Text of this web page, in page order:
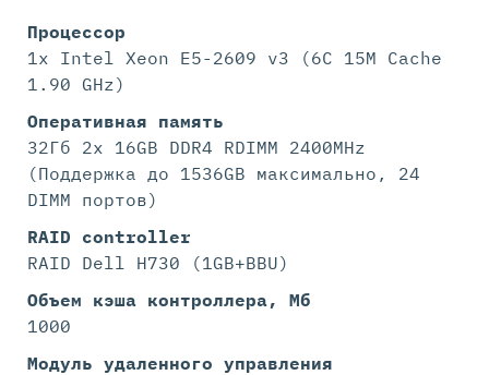
Процессор
1x Intel Xeon E5-2609 v3 (6C 15M Cache
1.90 GHz)
Оперативная память
32Гб 2x 16GB DDR4 RDIMM 2400MHz
(Поддержка до 1536GB максимально, 24
DIMM портов)
RAID controller
RAID Dell H730 (1GB+BBU)
Объем кэша контроллера, Мб
1000
Модуль удаленного управления